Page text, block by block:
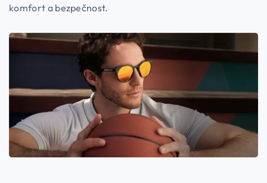
komfort a bezpečnost.